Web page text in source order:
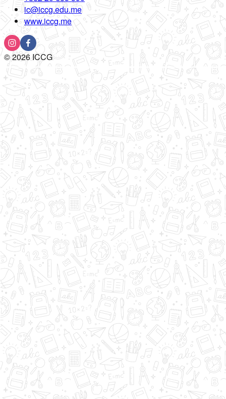
ic@iccg.edu.me
www.iccg.me
©2026ICCG